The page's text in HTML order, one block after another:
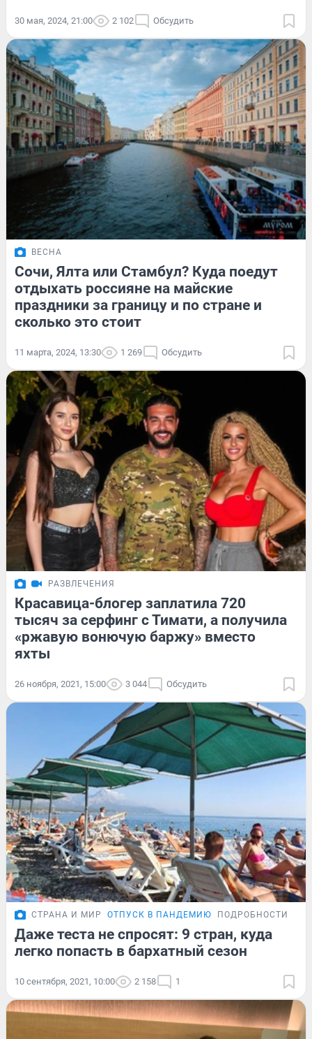
30 мая, 2024, 21:00 2 102 Обсудить
ВЕСНА
Сочи, Ялта или Стамбул? Куда поедут
отдыхать россияне на майские
праздники за границу и по стране и
сколько это стоит
11 марта, 2024, 13:30 1 269 Обсудить
РАЗВЛЕЧЕНИЯ
Красавица-блогер заплатила 720
тысяч за серфинг с Тимати, а получила
«ржавую вонючую баржу» вместо
яхты
26 ноября, 2021, 15:00 3 044 Обсудить
СТРАНА И МИР ОТПУСК В ПАНДЕМИЮ ПОДРОБНОСТИ
Даже теста не спросят: 9 стран, куда
легко попасть в бархатный сезон
10 сентября, 2021, 10:00 2 158 1